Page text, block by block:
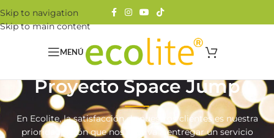
Skip to navigation
Skip to main content
MENÚ
Proyecto Space Jump
En Ecolite, la satisfacción de nuestros clientes es nuestra
prioridad, razón que nos motiva a entregar un servicio